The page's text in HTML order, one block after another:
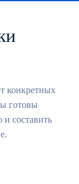
конкретных
готовы
составить